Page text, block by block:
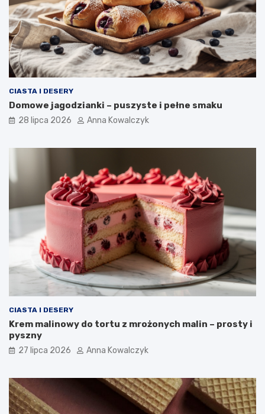
CIASTA I DESERY
Domowe jagodzianki – puszyste i pełne smaku
28 lipca 2026 Anna Kowalczyk
CIASTA I DESERY
Krem malinowy do tortu z mrożonych malin – prosty i
pyszny
27 lipca 2026 Anna Kowalczyk